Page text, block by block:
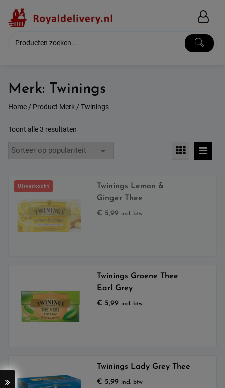
content
Merk: Twinings
Home/ Product Merk / Twinings
Toont alle 3 resultaten
populariteit
Uitverkocht
Twinings Lemon &
Ginger Thee
€ 5,99 incl. btw
Twinings Groene Thee
Earl Grey
€ 5,99 incl. btw
Twinings Lady Grey Thee
€ 5,99 incl. btw